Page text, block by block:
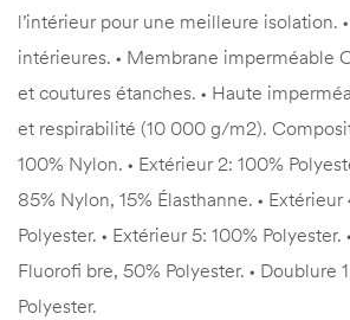
l’intérieur pour une meilleure isolation.
intérieures. • Membrane imperméable
et coutures étanches. • Haute
et respirabilité (10 000 g/m2).
100% Nylon. • Extérieur 2: 100%
85% Nylon, 15% Élasthanne. •
Polyester. • Extérieur 5: 100%
Fluorofi bre, 50% Polyester. • Doublure
Polyester.